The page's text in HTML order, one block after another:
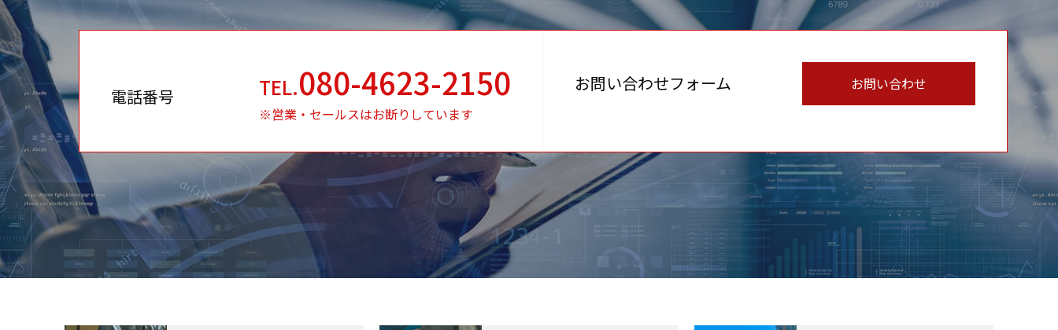
電話番号 TEL.080-4623-2150
※営業・セールスはお断りしています
お問い合わせフォーム お問い合わせ